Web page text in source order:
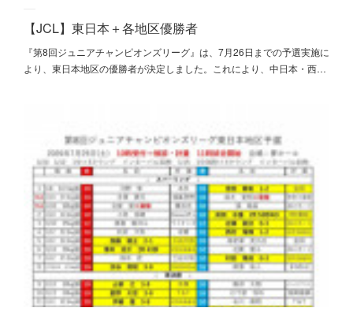
【JCL】東日本＋各地区優勝者
『第8回ジュニアチャンピオンズリーグ』は、7月26日までの予選実施に
より、東日本地区の優勝者が決定しました。これにより、中日本・西…